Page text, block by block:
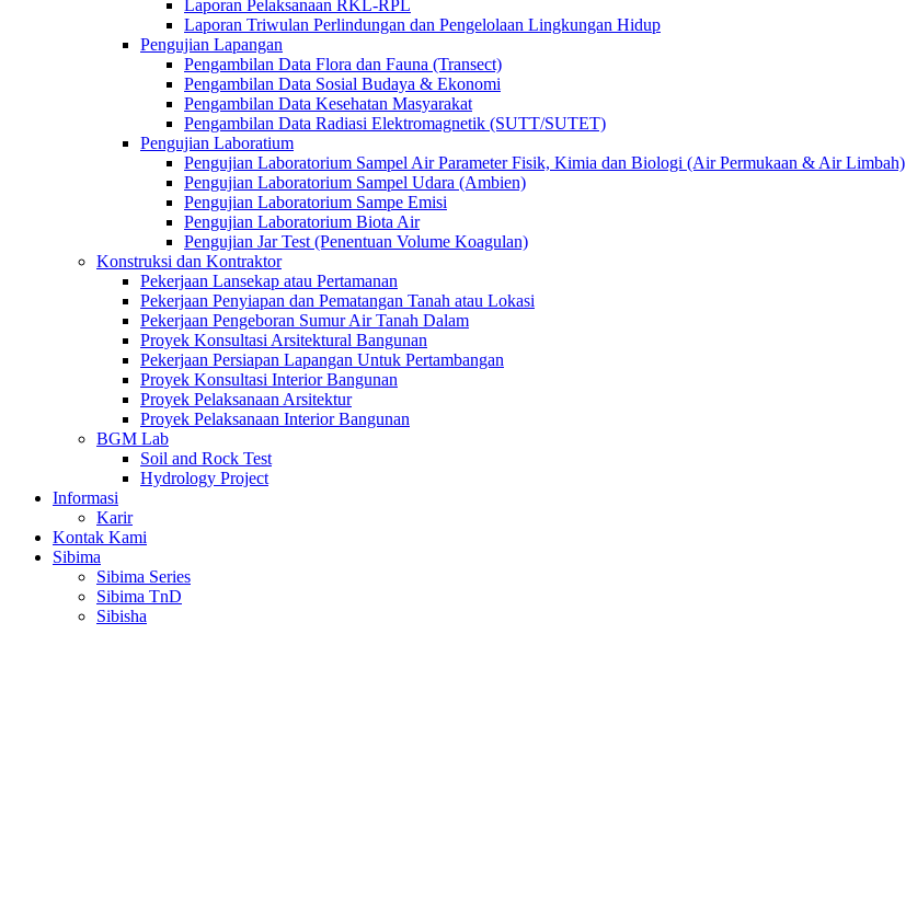
Laporan Pelaksanaan RKL-RPL
Laporan Triwulan Perlindungan dan Pengelolaan Lingkungan Hidup
Pengujian Lapangan
Pengambilan Data Flora dan Fauna (Transect)
Pengambilan Data Sosial Budaya & Ekonomi
Pengambilan Data Kesehatan Masyarakat
Pengambilan Data Radiasi Elektromagnetik (SUTT/SUTET)
Pengujian Laboratium
Pengujian Laboratorium Sampel Air Parameter Fisik, Kimia dan Biologi (Air Permukaan & Air Limbah)
Pengujian Laboratorium Sampel Udara (Ambien)
Pengujian Laboratorium Sampe Emisi
Pengujian Laboratorium Biota Air
Pengujian Jar Test (Penentuan Volume Koagulan)
Konstruksi dan Kontraktor
Pekerjaan Lansekap atau Pertamanan
Pekerjaan Penyiapan dan Pematangan Tanah atau Lokasi
Pekerjaan Pengeboran Sumur Air Tanah Dalam
Proyek Konsultasi Arsitektural Bangunan
Pekerjaan Persiapan Lapangan Untuk Pertambangan
Proyek Konsultasi Interior Bangunan
Proyek Pelaksanaan Arsitektur
Proyek Pelaksanaan Interior Bangunan
BGM Lab
Soil and Rock Test
Hydrology Project
Informasi
Karir
Kontak Kami
Sibima
Sibima Series
Sibima TnD
Sibisha